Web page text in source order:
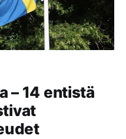
– 14 entistä